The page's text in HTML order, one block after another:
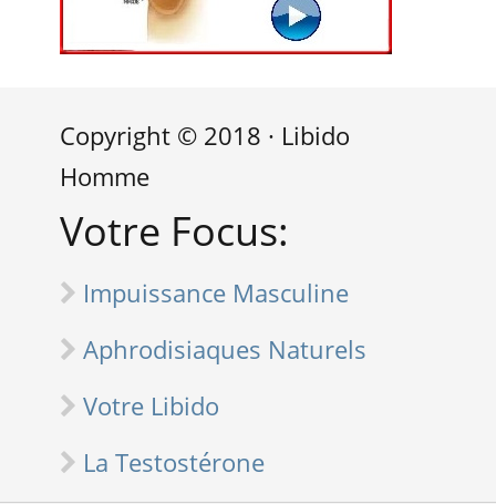
Copyright © 2018 · Libido
Homme
Votre Focus:
Impuissance Masculine
Aphrodisiaques Naturels
Votre Libido
La Testostérone